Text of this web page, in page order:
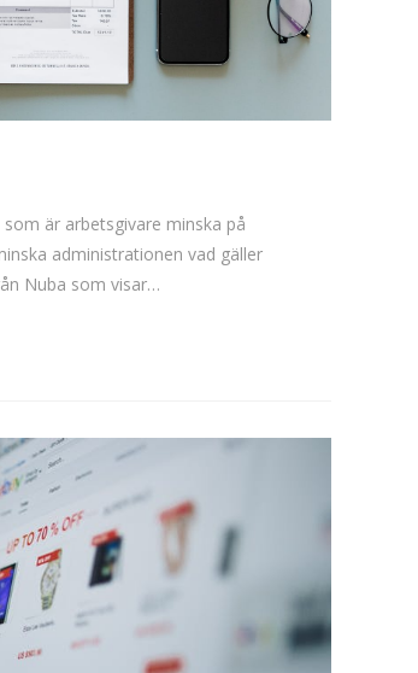
är arbetsgivare minska på
administrationen vad gäller
Nuba som visar…